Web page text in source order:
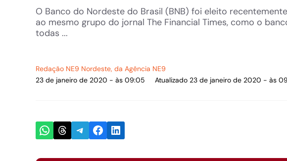
O Banco do Nordeste do Brasil (BNB) foi eleito
ao mesmo grupo do jornal The Financial Times, como o
todas ...
Redação NE9 Nordeste, da Agência NE9
23 de janeiro de 2020 - às 09:05
Atualizado 23 de janeiro de 2020 - às
Share on WhatsApp
Share on Threads
Share on Telegram
Share on Facebook
Share on LinkedIn